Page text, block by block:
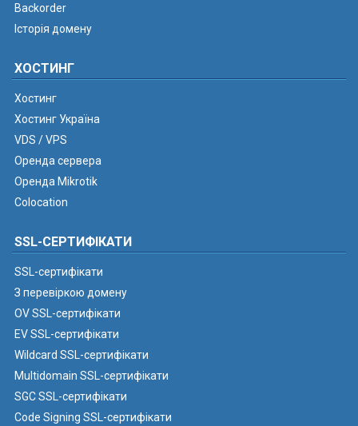
Backorder
Історія домену
ХОСТИНГ
Хостинг
Хостинг Україна
VDS / VPS
Оренда сервера
Оренда Mikrotik
Colocation
SSL-СЕРТИФІКАТИ
SSL-сертифікати
З перевіркою домену
OV SSL-сертифікати
EV SSL-сертифікати
Wildcard SSL-сертифікати
Multidomain SSL-сертифікати
SGC SSL-сертифікати
Code Signing SSL-сертифікати